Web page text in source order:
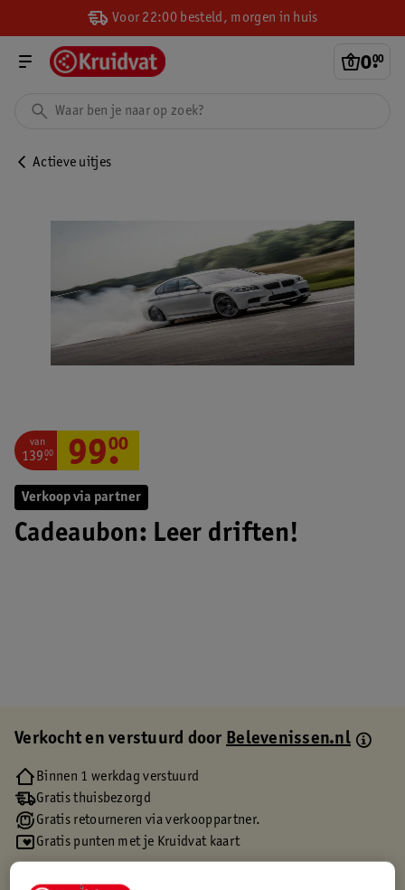
Voor 22:00 besteld, morgen in huis
0.
00
Actieve uitjes
Verkoop via partner
Cadeaubon: Leer driften!
van
139.
00 99.
00
Verkocht en verstuurd doorBelevenissen.nl
Binnen 1 werkdag verstuurd
Gratis thuisbezorgd
Gratis retourneren via verkooppartner.
Gratis punten met je Kruidvat kaart